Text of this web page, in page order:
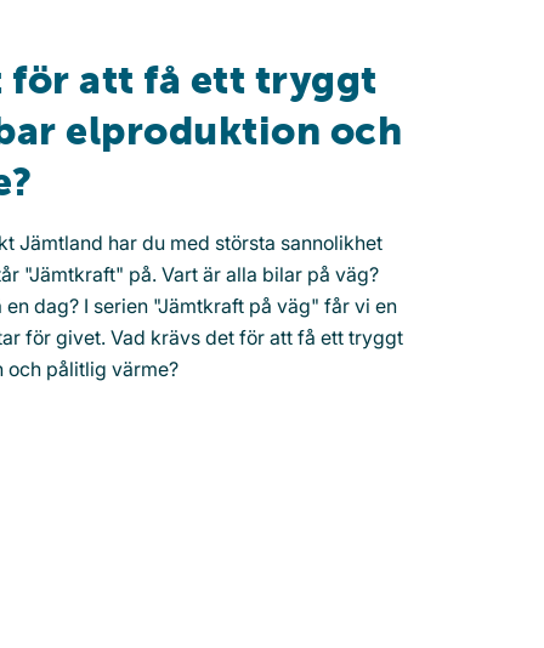
för att få ett tryggt
elproduktion och
Jämtland har du med största sannolikhet
"Jämtkraft" på. Vart är alla bilar på väg?
dag? I serien "Jämtkraft på väg" får vi en
för givet. Vad krävs det för att få ett tryggt
och pålitlig värme?